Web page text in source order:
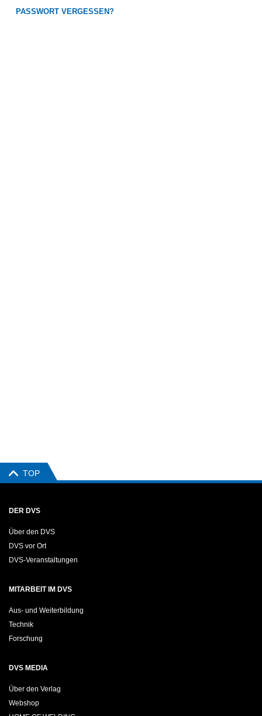
PASSWORT VERGESSEN?
TOP
DER DVS
Über den DVS
DVS vor Ort
DVS-Veranstaltungen
MITARBEIT IM DVS
Aus- und Weiterbildung
Technik
Forschung
DVS MEDIA
Über den Verlag
Webshop